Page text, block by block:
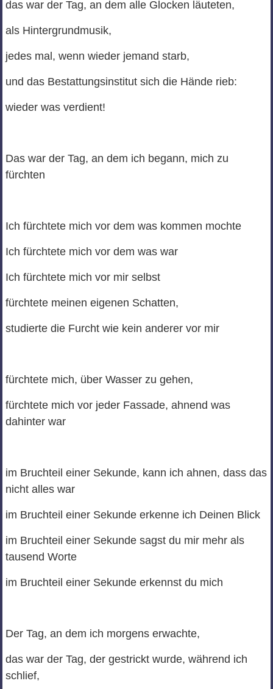
das war der Tag, an dem alle Glocken läuteten,
als Hintergrundmusik,
jedes mal, wenn wieder jemand starb,
und das Bestattungsinstitut sich die Hände rieb:
wieder was verdient!
Das war der Tag, an dem ich begann, mich zu
fürchten
Ich fürchtete mich vor dem was kommen mochte
Ich fürchtete mich vor dem was war
Ich fürchtete mich vor mir selbst
fürchtete meinen eigenen Schatten,
studierte die Furcht wie kein anderer vor mir
fürchtete mich, über Wasser zu gehen,
fürchtete mich vor jeder Fassade, ahnend was
dahinter war
im Bruchteil einer Sekunde, kann ich ahnen, dass das
nicht alles war
im Bruchteil einer Sekunde erkenne ich Deinen Blick
im Bruchteil einer Sekunde sagst du mir mehr als
tausend Worte
im Bruchteil einer Sekunde erkennst du mich
Der Tag, an dem ich morgens erwachte,
das war der Tag, der gestrickt wurde, während ich
schlief,